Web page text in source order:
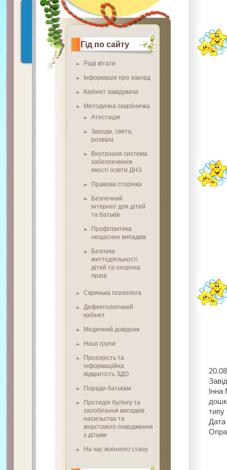
Гід по сайту
Раді вітати
Інформація про заклад
Кабінет завідувача
Методична скарбничка
Атестація
Заходи, свята,
розваги
Внутрішня система
забезпечення
якості освіти ДНЗ
Правова сторінка
Безпечний
інтернет для дітей
та батьків
Профілактика
нещасних випадків
Безпека
життєдіяльності
дітей та охорона
праці
Скринька психолога
Дефектологічний
кабінет
Медичний довідник
Наші групи
Прозорість та
інформаційна
відкритість ЗДО
Поради батькам
Протидія булінгу та
запобігання випадків
насильства та
жорстокого поводження
з дітьми
На час воєнного стану
типу
Дата